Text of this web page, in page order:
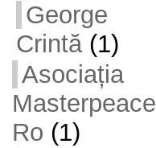
George
Crintă(1)
Asociația
Masterpeace
Ro (1)